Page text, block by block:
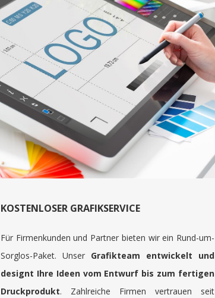
KOSTENLOSER GRAFIKSERVICE
Für Firmenkunden und Partner bieten wir ein Rund-um-
Sorglos-Paket. Unser Grafikteam entwickelt und
designt Ihre Ideen vom Entwurf bis zum fertigen
Druckprodukt. Zahlreiche Firmen vertrauen seit